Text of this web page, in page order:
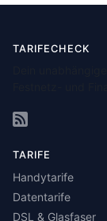
TARIFECHECK
TARIFE
Handytarife
Datentarife
DSL & Glasfaser